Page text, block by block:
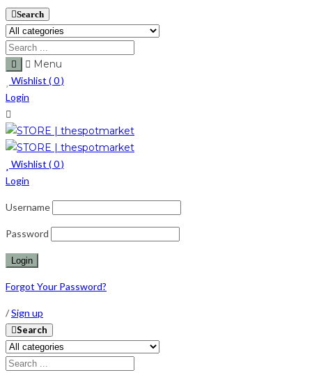
Search
Menu
Wishlist (0)
Login
Wishlist (0)
Login
Username
Password
Forgot Your Password?
/Sign up
Search